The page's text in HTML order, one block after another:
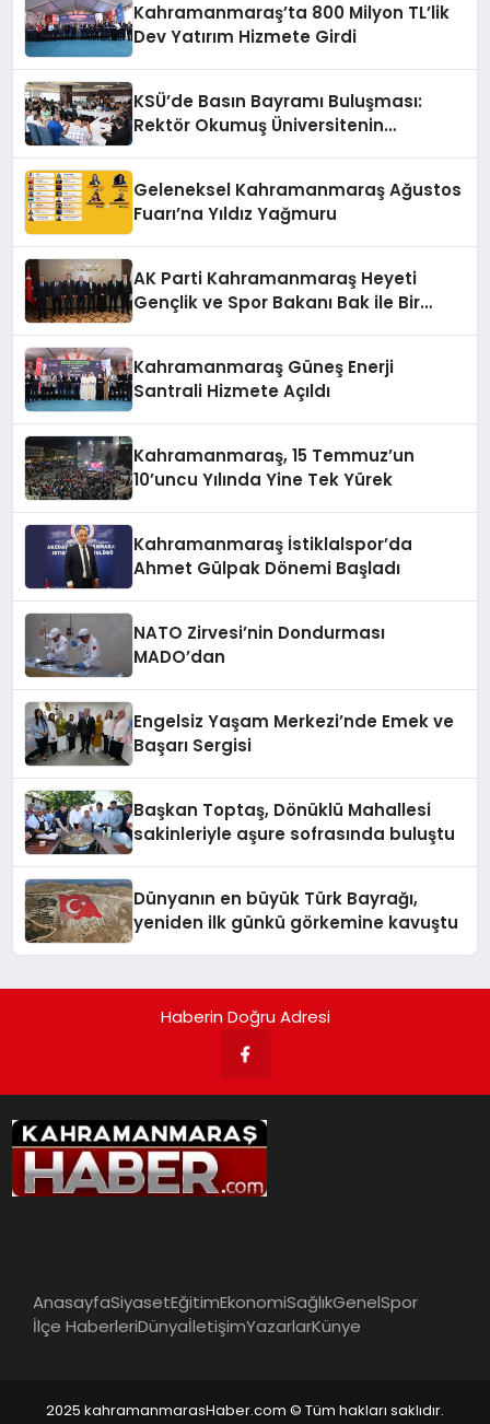
Kahramanmaraş’ta 800 Milyon TL’lik
Dev Yatırım Hizmete Girdi
KSÜ’de Basın Bayramı Buluşması:
Rektör Okumuş Üniversitenin
Geleneksel Kahramanmaraş Ağustos
Fuarı’na Yıldız Yağmuru
AK Parti Kahramanmaraş Heyeti
Gençlik ve Spor Bakanı Bak ile Bir
Kahramanmaraş Güneş Enerji
Santrali Hizmete Açıldı
Kahramanmaraş, 15 Temmuz’un
10’uncu Yılında Yine Tek Yürek
Kahramanmaraş İstiklalspor’da
Ahmet Gülpak Dönemi Başladı
NATO Zirvesi’nin Dondurması
MADO’dan
Engelsiz Yaşam Merkezi’nde Emek ve
Başarı Sergisi
Başkan Toptaş, Dönüklü Mahallesi
sakinleriyle aşure sofrasında buluştu
Dünyanın en büyük Türk Bayrağı,
yeniden ilk günkü görkemine kavuştu
Haberin Doğru Adresi
AnasayfaSiyasetEğitimEkonomiSağlıkGenelSpor
İlçe HaberleriDünyaİletişimYazarlarKünye
2025 kahramanmarasHaber.com © Tüm hakları saklıdır.